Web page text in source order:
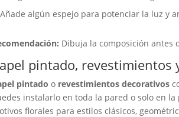
Añade algún espejo para potenciar la luz y
Dibuja la composición antes
pintado,
pintado o revestimientos decorativos
instalarlo en toda la pared o solo en
florales para estilos clásicos,